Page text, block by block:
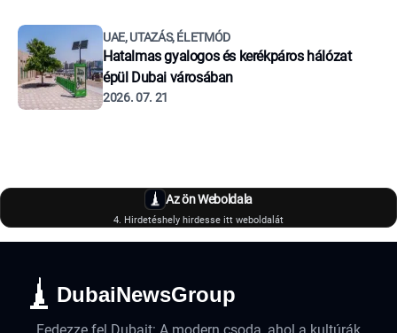
UAE, UTAZÁS, ÉLETMÓD
Hatalmas gyalogos és kerékpáros hálózat
épül Dubai városában
2026. 07. 21
Az ön Weboldala
4. Hirdetéshely hirdesse itt weboldalát
DubaiNewsGroup